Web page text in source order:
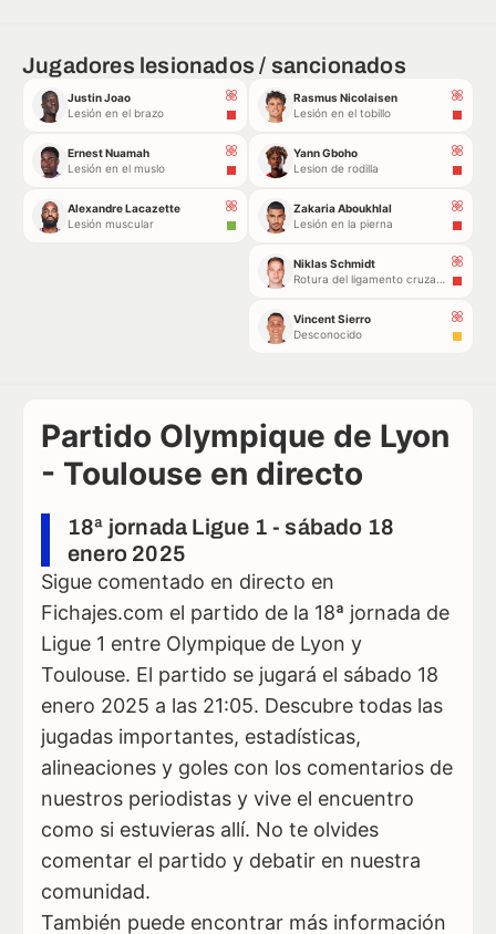
Jugadores lesionados / sancionados
Justin Joao
Lesión en el brazo
Ernest Nuamah
Lesión en el muslo
Alexandre Lacazette
Lesión muscular
Rasmus Nicolaisen
Lesión en el tobillo
Yann Gboho
Lesion de rodilla
Zakaria Aboukhlal
Lesión en la pierna
Niklas Schmidt
Vincent Sierro
Desconocido
Partido Olympique de Lyon
- Toulouse en directo
18ª jornada Ligue 1 - sábado 18
enero 2025
Sigue comentado en directo en
Fichajes.com el partido de la 18ª jornada de
Ligue 1 entre Olympique de Lyon y
Toulouse. El partido se jugará el sábado 18
enero 2025 a las 21:05. Descubre todas las
jugadas importantes, estadísticas,
alineaciones y goles con los comentarios de
nuestros periodistas y vive el encuentro
como si estuvieras allí. No te olvides
comentar el partido y debatir en nuestra
comunidad.
También puede encontrar más información